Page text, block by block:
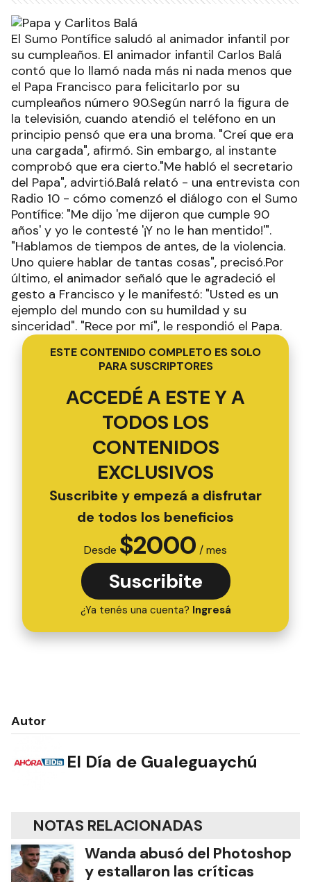
El Sumo Pontífice saludó al animador infantil por
su cumpleaños. El animador infantil Carlos Balá
contó que lo llamó nada más ni nada menos que
el Papa Francisco para felicitarlo por su
cumpleaños número 90.Según narró la figura de
la televisión, cuando atendió el teléfono en un
principio pensó que era una broma. "Creí que era
una cargada", afirmó. Sin embargo, al instante
comprobó que era cierto."Me habló el secretario
del Papa", advirtió.Balá relató - una entrevista con
Radio 10 - cómo comenzó el diálogo con el Sumo
Pontífice: "Me dijo 'me dijeron que cumple 90
años' y yo le contesté '¡Y no le han mentido!'".
"Hablamos de tiempos de antes, de la violencia.
Uno quiere hablar de tantas cosas", precisó.Por
último, el animador señaló que le agradeció el
gesto a Francisco y le manifestó: "Usted es un
ejemplo del mundo con su humildad y su
sinceridad". "Rece por mí", le respondió el Papa.
ESTE CONTENIDO COMPLETO ES SOLO
PARA SUSCRIPTORES
ACCEDÉ A ESTE Y A
TODOS LOS
CONTENIDOS
EXCLUSIVOS
Suscribite y empezá a disfrutar
de todos los beneficios
Desde $2000 / mes
Suscribite
¿Ya tenés una cuenta? Ingresá
Autor
El Día de Gualeguaychú
NOTAS RELACIONADAS
Wanda abusó del Photoshop
y estallaron las críticas